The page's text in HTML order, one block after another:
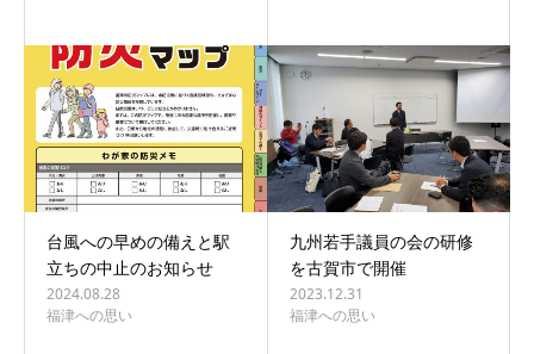
台風への早めの備えと駅
立ちの中止のお知らせ
2024.08.28
福津への思い
九州若手議員の会の研修
を古賀市で開催
2023.12.31
福津への思い